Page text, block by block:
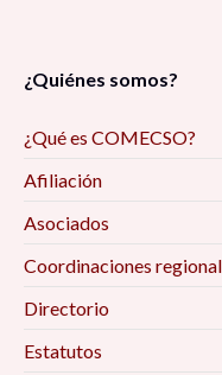
¿Quiénes somos?
¿Qué es COMECSO?
Afiliación
Asociados
Coordinaciones
Directorio
Estatutos